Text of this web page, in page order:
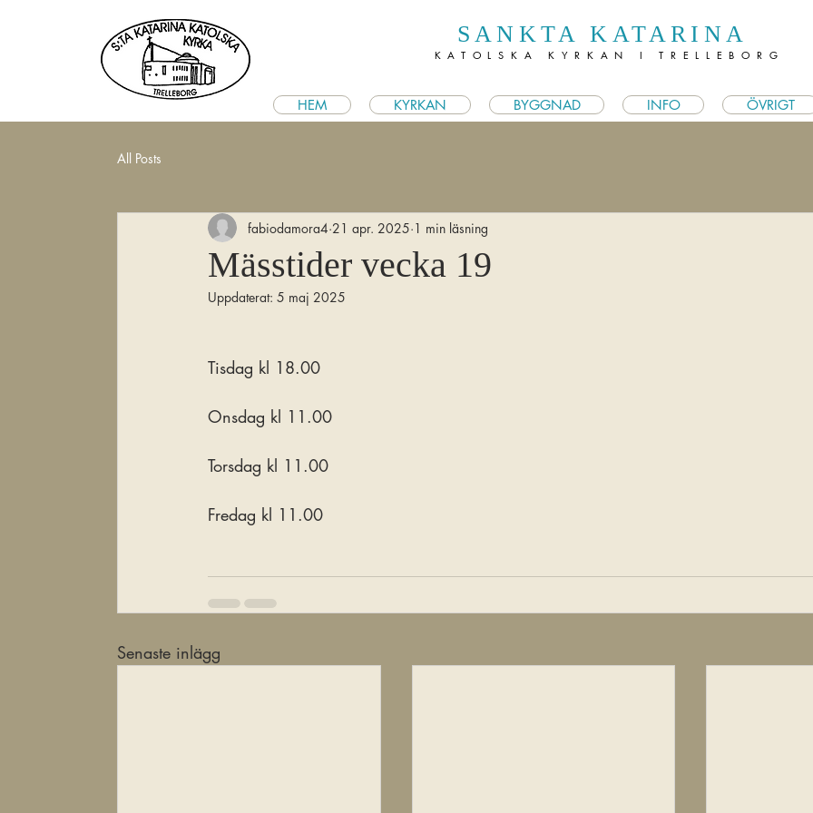
SANKTA KATARINA
KATOLSKA KYRKAN I TRELLEBORG
HEM KYRKAN BYGGNAD INFO ÖVRIGT
All Posts
Mässtider vecka 19
fabiodamora4 21 apr. 2025 1 min läsning
Uppdaterat: 5 maj 2025
Tisdag kl 18.00
Onsdag kl 11.00
Torsdag kl 11.00
Fredag kl 11.00
Senaste inlägg